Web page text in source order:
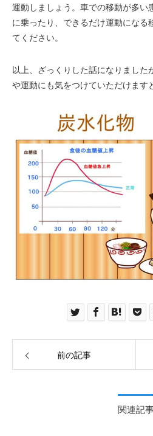
運動しましょう。車での移動が多い
に乗ったり、できるだけ運動になる
てください。
以上、ざっくりした話になりました
や運動にも気をつけていただけます
前の記事
関連記